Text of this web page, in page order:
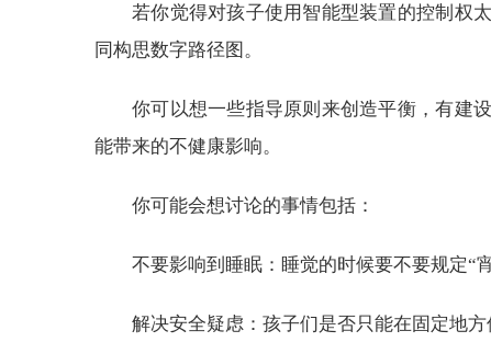
若你觉得对孩子使用智能型装置的控制权
同构思数字路径图。
你可以想一些指导原则来创造平衡，有建
能带来的不健康影响。
你可能会想讨论的事情包括：
不要影响到睡眠：睡觉的时候要不要规定“
解决安全疑虑：孩子们是否只能在固定地